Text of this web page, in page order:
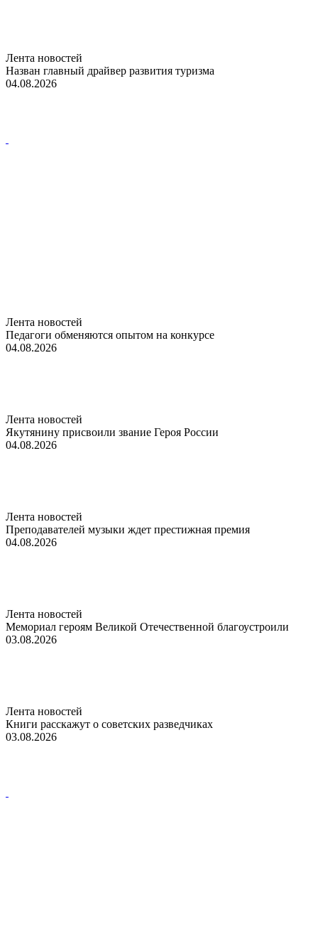
Лента новостей
Назван главный драйвер развития туризма
04.08.2026
Лента новостей
Педагоги обменяются опытом на конкурсе
04.08.2026
Лента новостей
Якутянину присвоили звание Героя России
04.08.2026
Лента новостей
Преподавателей музыки ждет престижная премия
04.08.2026
Лента новостей
Мемориал героям Великой Отечественной благоустроили
03.08.2026
Лента новостей
Книги расскажут о советских разведчиках
03.08.2026